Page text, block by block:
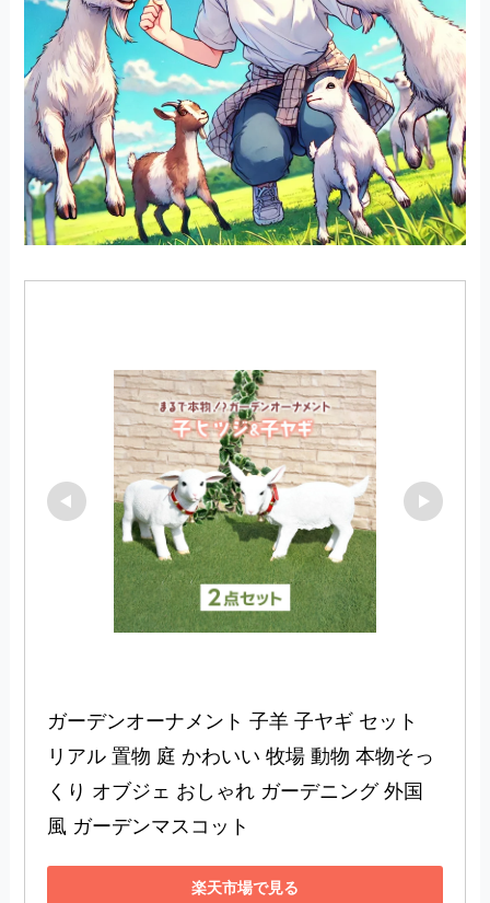
ガーデンオーナメント 子羊 子ヤギ セット
リアル 置物 庭 かわいい 牧場 動物 本物そっ
くり オブジェ おしゃれ ガーデニング 外国
風 ガーデンマスコット
楽天市場で見る